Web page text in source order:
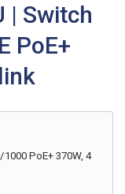
| Switch
PoE+
PoE+ 370W, 4